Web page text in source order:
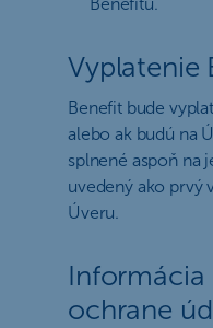
Vyplatenie
Benefit bude
alebo ak budú na
splnené aspoň na
uvedený ako prvý
Úveru.
Informácia
ochrane